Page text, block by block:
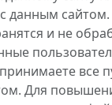
данным
и не
все
Для